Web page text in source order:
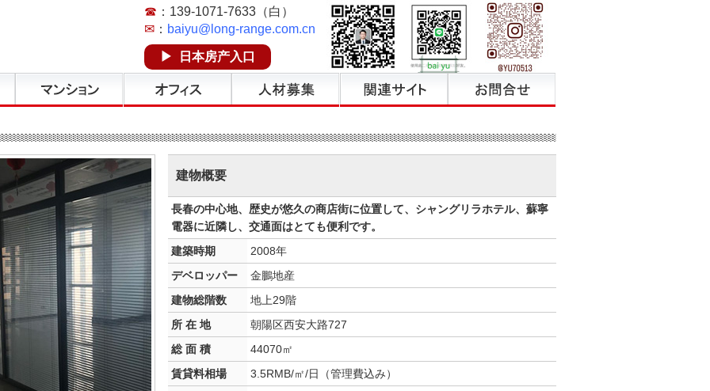
☎ ：139-1071-7633（白）
✉ ： baiyu@long-range.com.cn
▶ 日本房产入口
建物概要
長春の中心地、歴史が悠久の商店街に位置して、シャングリラホテル、蘇寧
電器に近隣し、交通面はとても便利です。
建築時期
2008年
デベロッパー
金鵬地産
建物総階数
地上29階
所 在 地
朝陽区西安大路727
総 面 積
44070㎡
賃貸料相場
3.5RMB/㎡/日（管理費込み）